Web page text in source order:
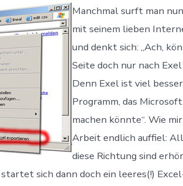
Manchmal surft man
mit seinem lieben
und denkt sich: „Ach,
Seite doch nur nach
Denn Exel ist viel
Programm, das
machen könnte“. Wie
Arbeit endlich auffiel:
diese Richtung sind
sich dann doch ein leeres(!)